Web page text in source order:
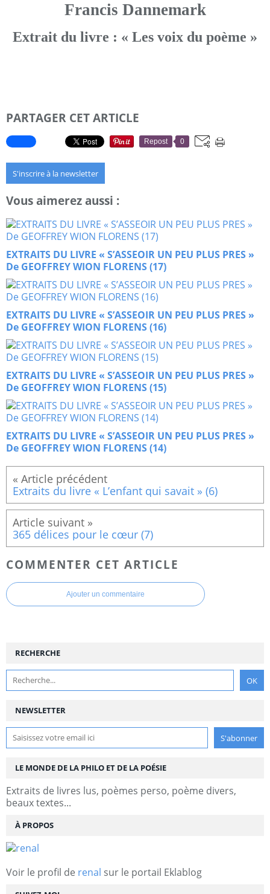
Francis Dannemark
Extrait du livre : « Les voix du poème »
PARTAGER CET ARTICLE
Repost 0
S'inscrire à la newsletter
Vous aimerez aussi :
EXTRAITS DU LIVRE « S’ASSEOIR UN PEU PLUS PRES »
De GEOFFREY WION FLORENS (17)
EXTRAITS DU LIVRE « S’ASSEOIR UN PEU PLUS PRES »
De GEOFFREY WION FLORENS (16)
EXTRAITS DU LIVRE « S’ASSEOIR UN PEU PLUS PRES »
De GEOFFREY WION FLORENS (15)
EXTRAITS DU LIVRE « S’ASSEOIR UN PEU PLUS PRES »
De GEOFFREY WION FLORENS (14)
Extraits du livre « L’enfant qui savait » (6)
365 délices pour le cœur (7)
COMMENTER CET ARTICLE
Ajouter un commentaire
NEWSLETTER
RECHERCHE
LE MONDE DE LA PHILO ET DE LA POÉSIE
Extraits de livres lus, poèmes perso, poème divers,
beaux textes...
À PROPOS
Voir le profil de renal sur le portail Eklablog